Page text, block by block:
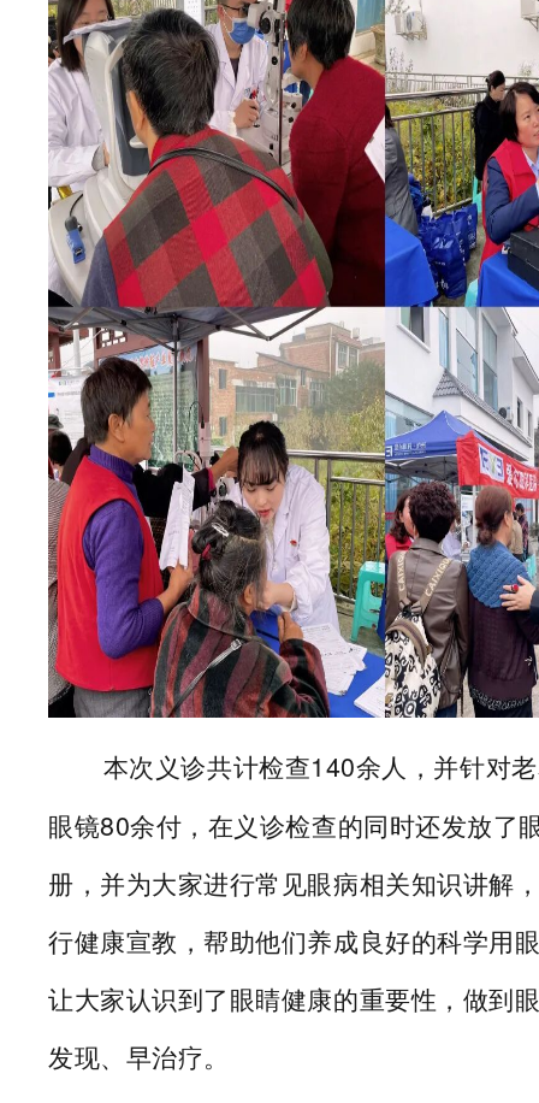
本次义诊共计检查140余人，并针对
眼镜80余付， 在义诊检查的同时还发放了
册，并为大家进行常见眼病相关知识讲解
行健康宣教，帮助他们养成良好的科学用
让大家认识到了眼睛健康的重要性，做到
发现、早治疗。